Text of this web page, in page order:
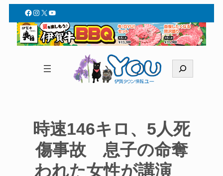
Facebook
Instagram
X YouTube
索
時速146キロ、5人死
傷事故 息子の命奪
われた女性が講演